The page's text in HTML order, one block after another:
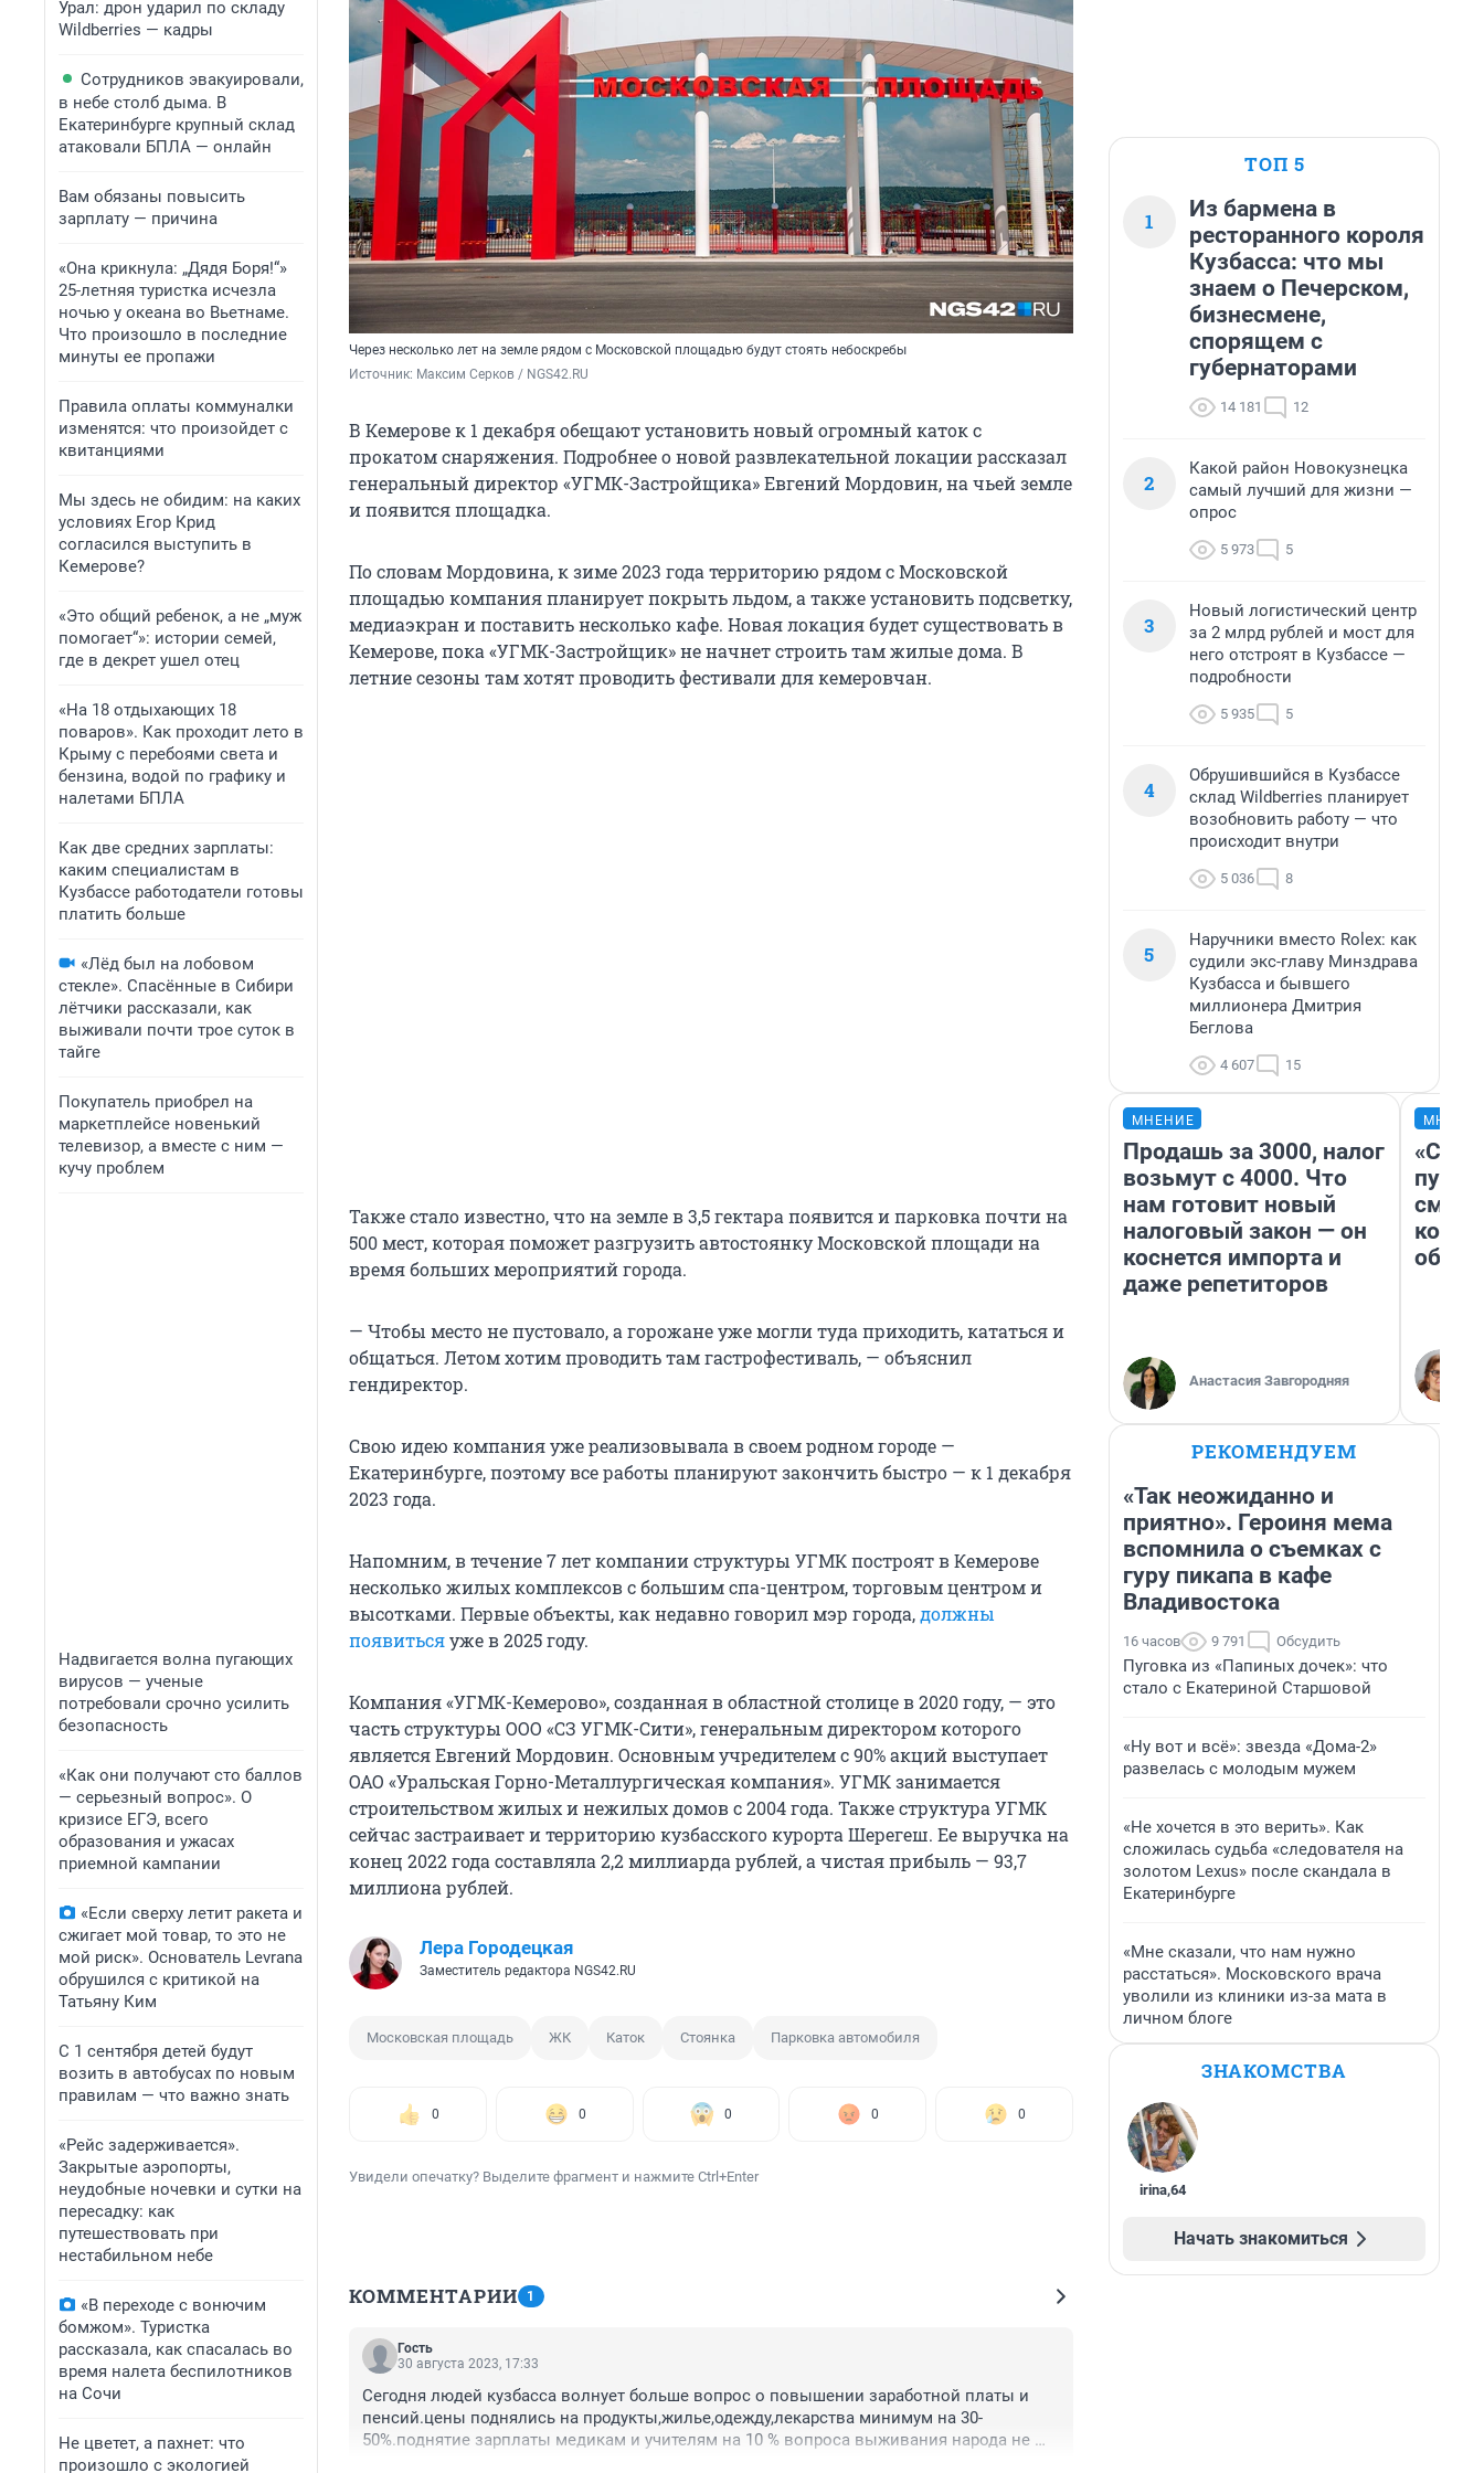
Урал: дрон ударил по складу
Wildberries — кадры
Сотрудников эвакуировали,
в небе столб дыма. В
Екатеринбурге крупный склад
атаковали БПЛА — онлайн
Вам обязаны повысить
зарплату — причина
«Она крикнула: „Дядя Боря!“»
25-летняя туристка исчезла
ночью у океана во Вьетнаме.
Что произошло в последние
минуты ее пропажи
Правила оплаты коммуналки
изменятся: что произойдет с
квитанциями
Мы здесь не обидим: на каких
условиях Егор Крид
согласился выступить в
Кемерове?
«Это общий ребенок, а не „муж
помогает“»: истории семей,
где в декрет ушел отец
«На 18 отдыхающих 18
поваров». Как проходит лето в
Крыму с перебоями света и
бензина, водой по графику и
налетами БПЛА
Как две средних зарплаты:
каким специалистам в
Кузбассе работодатели готовы
платить больше
«Лёд был на лобовом
стекле». Спасённые в Сибири
лётчики рассказали, как
выживали почти трое суток в
тайге
Покупатель приобрел на
маркетплейсе новенький
телевизор, а вместе с ним —
кучу проблем
Надвигается волна пугающих
вирусов — ученые
потребовали срочно усилить
безопасность
«Как они получают сто баллов
— серьезный вопрос». О
кризисе ЕГЭ, всего
образования и ужасах
приемной кампании
«Если сверху летит ракета и
сжигает мой товар, то это не
мой риск». Основатель Levrana
обрушился с критикой на
Татьяну Ким
С 1 сентября детей будут
возить в автобусах по новым
правилам — что важно знать
«Рейс задерживается».
Закрытые аэропорты,
неудобные ночевки и сутки на
пересадку: как
путешествовать при
нестабильном небе
«В переходе с вонючим
бомжом». Туристка
рассказала, как спасалась во
время налета беспилотников
на Сочи
Не цветет, а пахнет: что
произошло с экологией
Через несколько лет на земле рядом с Московской площадью будут стоять небоскребы
Источник: Максим Серков / NGS42.RU
В Кемерове к 1 декабря обещают установить новый огромный каток с
прокатом снаряжения. Подробнее о новой развлекательной локации рассказал
генеральный директор «УГМК-Застройщика» Евгений Мордовин, на чьей земле
и появится площадка.
По словам Мордовина, к зиме 2023 года территорию рядом с Московской
площадью компания планирует покрыть льдом, а также установить подсветку,
медиаэкран и поставить несколько кафе. Новая локация будет существовать в
Кемерове, пока «УГМК-Застройщик» не начнет строить там жилые дома. В
летние сезоны там хотят проводить фестивали для кемеровчан.
Также стало известно, что на земле в 3,5 гектара появится и парковка почти на
500 мест, которая поможет разгрузить автостоянку Московской площади на
время больших мероприятий города.
— Чтобы место не пустовало, а горожане уже могли туда приходить, кататься и
общаться. Летом хотим проводить там гастрофестиваль, — объяснил
гендиректор.
Свою идею компания уже реализовывала в своем родном городе —
Екатеринбурге, поэтому все работы планируют закончить быстро — к 1 декабря
2023 года.
Напомним, в течение 7 лет компании структуры УГМК построят в Кемерове
несколько жилых комплексов с большим спа-центром, торговым центром и
высотками. Первые объекты, как недавно говорил мэр города,должны
появитьсяуже в 2025 году.
Компания «УГМК-Кемерово», созданная в областной столице в 2020 году, — это
часть структуры ООО «СЗ УГМК-Сити», генеральным директором которого
является Евгений Мордовин. Основным учредителем с 90% акций выступает
ОАО «Уральская Горно-Металлургическая компания». УГМК занимается
строительством жилых и нежилых домов с 2004 года. Также структура УГМК
сейчас застраивает и территорию кузбасского курорта Шерегеш. Ее выручка на
конец 2022 года составляла 2,2 миллиарда рублей, а чистая прибыль — 93,7
миллиона рублей.
Лера Городецкая
Заместитель редактора NGS42.RU
Московская площадь ЖК Каток Стоянка Парковка автомобиля
0 0 0 0 0
Увидели опечатку? Выделите фрагмент и нажмите Ctrl+Enter
КОММЕНТАРИИ 1
Гость
30 августа 2023, 17:33
Сегодня людей кузбасса волнует больше вопрос о повышении заработной платы и
пенсий.цены поднялись на продукты,жилье,одежду,лекарства минимум на 30-
50%.поднятие зарплаты медикам и учителям на 10 % вопроса выживания народа не
ТОП 5
1
Из бармена в
ресторанного короля
Кузбасса: что мы
знаем о Печерском,
бизнесмене,
спорящем с
губернаторами
14 181 12
2
Какой район Новокузнецка
самый лучший для жизни —
опрос
5 973 5
3
Новый логистический центр
за 2 млрд рублей и мост для
него отстроят в Кузбассе —
подробности
5 935 5
4
Обрушившийся в Кузбассе
склад Wildberries планирует
возобновить работу — что
происходит внутри
5 036 8
5
Наручники вместо Rolex: как
судили экс-главу Минздрава
Кузбасса и бывшего
миллионера Дмитрия
Беглова
4 607 15
МНЕНИЕ
Продашь за 3000, налог
возьмут с 4000. Что
нам готовит новый
налоговый закон — он
коснется импорта и
даже репетиторов
Анастасия Завгородняя
РЕКОМЕНДУЕМ
«Так неожиданно и
приятно». Героиня мема
вспомнила о съемках с
гуру пикапа в кафе
Владивостока
16 часов 9 791 Обсудить
Пуговка из «Папиных дочек»: что
стало с Екатериной Старшовой
«Ну вот и всё»: звезда «Дома-2»
развелась с молодым мужем
«Не хочется в это верить». Как
сложилась судьба «следователя на
золотом Lexus» после скандала в
Екатеринбурге
«Мне сказали, что нам нужно
расстаться». Московского врача
уволили из клиники из-за мата в
личном блоге
ЗНАКОМСТВА
irina,64
Начать знакомиться